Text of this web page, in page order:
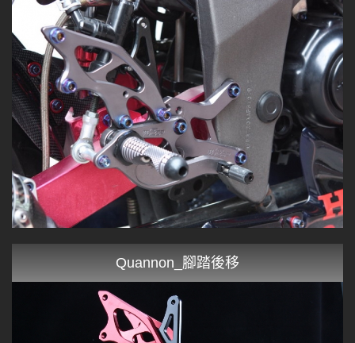
Quannon_腳踏後移